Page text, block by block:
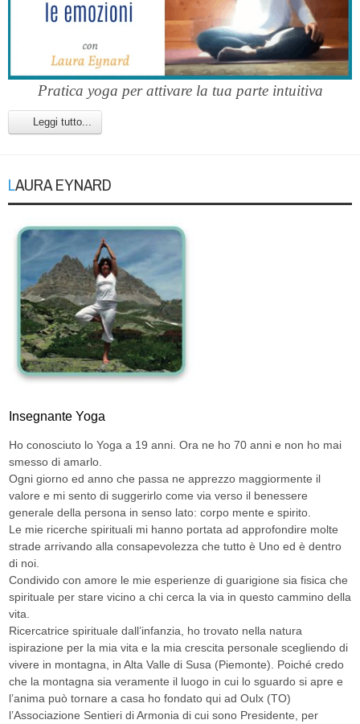
Pratica yoga per attivare la tua parte intuitiva
Leggi tutto...
LAURA EYNARD
Insegnante Yoga
Ho conosciuto lo Yoga a 19 anni. Ora ne ho 70 anni e non ho mai
smesso di amarlo.
Ogni giorno ed anno che passa ne apprezzo maggiormente il
valore e mi sento di suggerirlo come via verso il benessere
generale della persona in senso lato: corpo mente e spirito.
Le mie ricerche spirituali mi hanno portata ad approfondire molte
strade arrivando alla consapevolezza che tutto è Uno ed è dentro
di noi.
Condivido con amore le mie esperienze di guarigione sia fisica che
spirituale per stare vicino a chi cerca la via in questo cammino della
vita.
Ricercatrice spirituale dall’infanzia, ho trovato nella natura
ispirazione per la mia vita e la mia crescita personale scegliendo di
vivere in montagna, in Alta Valle di Susa (Piemonte). Poiché credo
che la montagna sia veramente il luogo in cui lo sguardo si apre e
l’anima può tornare a casa ho fondato qui ad Oulx (TO)
l’Associazione Sentieri di Armonia di cui sono Presidente, per